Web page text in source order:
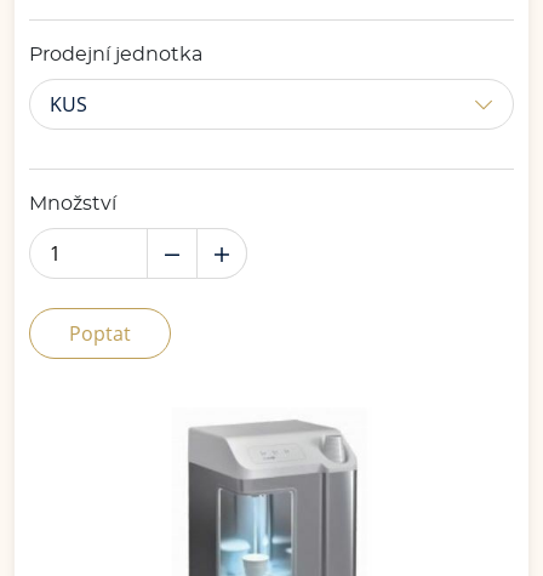
Prodejní jednotka
KUS
Množství
Poptat